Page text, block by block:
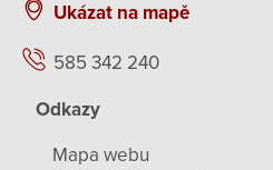
Ukázat na mapě
585 342 240
Odkazy
Mapa webu